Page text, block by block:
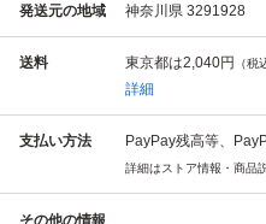
発送元の地域 神奈川県 3291928
送料 東京都は2,040円 （税
詳細
支払い方法 PayPay残高等、
詳細はストア情報・商品
その他の情報